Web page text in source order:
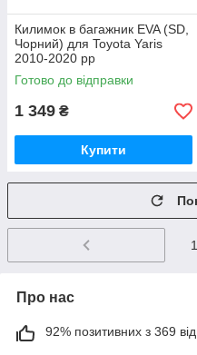
Килимок в багажник EVA (SD,
Чорний) для Toyota Yaris
2010-2020 рр
Готово до відправки
1 349 ₴
Купити
1
Про нас
92% позитивних з 369